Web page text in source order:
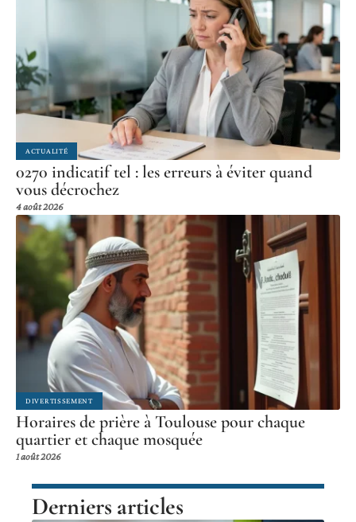
ACTUALITÉ
0270 indicatif tel : les erreurs à éviter quand
vous décrochez
4 août 2026
DIVERTISSEMENT
Horaires de prière à Toulouse pour chaque
quartier et chaque mosquée
1 août 2026
Derniers articles